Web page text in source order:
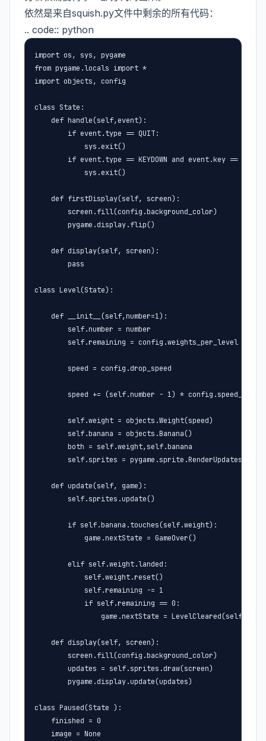
依然是来自squish.py文件中剩余的所有代码：
.. code:: python
import os, sys, pygame
from pygame.locals import *
import objects, config
class State:
    def handle(self,event):
        if event.type == QUIT:
            sys.exit()
if event.type == KEYDOWN and event.key ==
            sys.exit()
    def firstDisplay(self, screen):
        screen.fill(config.background_color)
        pygame.display.flip()
    def display(self, screen):
        pass
class Level(State):
    def __init__(self,number=1):
        self.number = number
        self.remaining = config.weights_per_level
        speed = config.drop_speed
speed += (self.number - 1) *
        self.weight = objects.Weight(speed)
        self.banana = objects.Banana()
        both = self.weight,self.banana
self.sprites =
    def update(self, game):
        self.sprites.update()
        if self.banana.touches(self.weight):
            game.nextState = GameOver()
        elif self.weight.landed:
            self.weight.reset()
            self.remaining -= 1
            if self.remaining == 0:
game.nextState =
    def display(self, screen):
        screen.fill(config.background_color)
        updates = self.sprites.draw(screen)
        pygame.display.update(updates)
class Paused(State ):
    finished = 0
    image = None